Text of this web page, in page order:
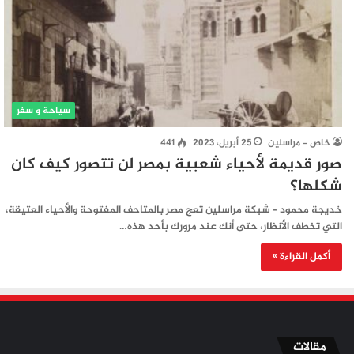
سياحة و سفر
خاص - مراسلين 25 أبريل، 2023 441
صور قديمة لأحياء شعبية بمصر لن تتصور كيف كان
شكلها؟
خديجة محمود – شبكة مراسلين تعج مصر بالمتاحف المفتوحة والأحياء العتيقة،
التي تخطف الأنظار، حتى أنك عند مرورك بأحد هذه…
أكمل القراءة »
مقالات